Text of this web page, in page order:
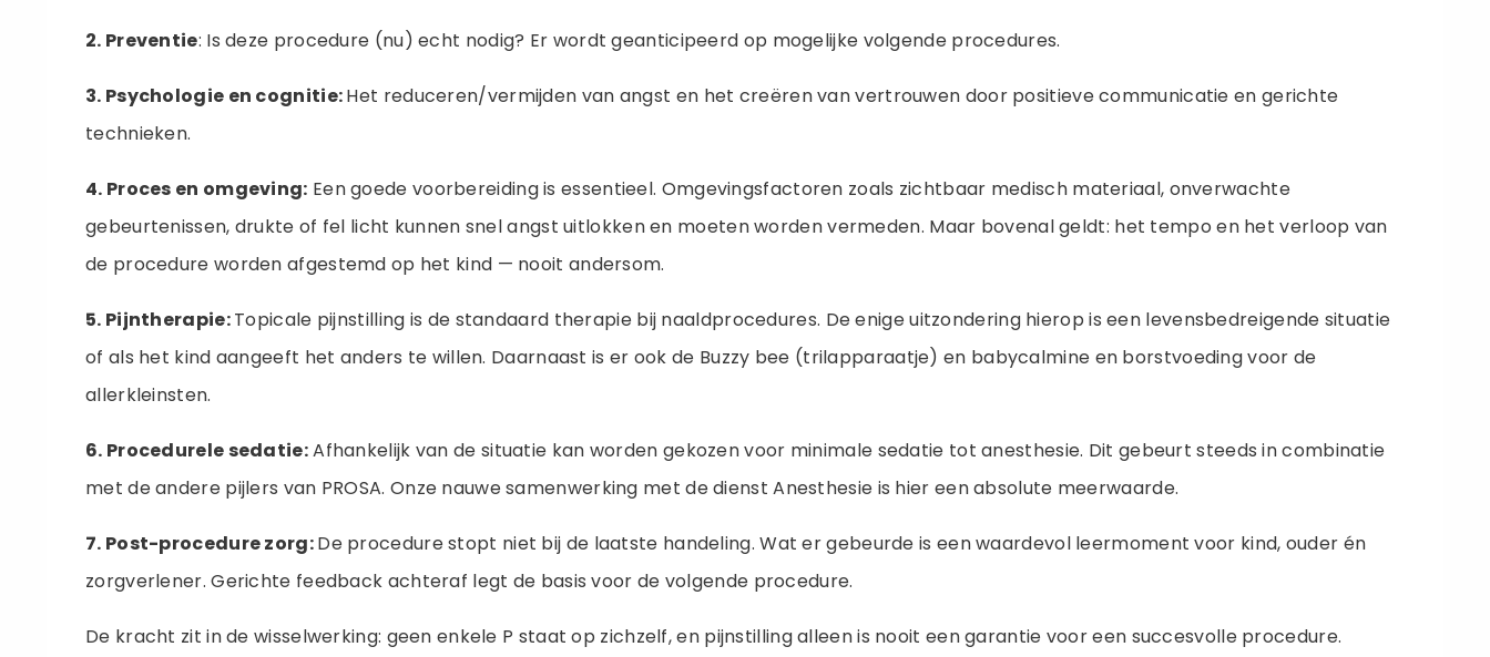
2. Preventie: Is deze procedure (nu) echt nodig? Er wordt geanticipeerd op mogelijke volgende procedures.
3. Psychologie en cognitie:Het reduceren/vermijden van angst en het creëren van vertrouwen door positieve communicatie en gerichte
technieken.
4. Proces en omgeving: Een goede voorbereiding is essentieel. Omgevingsfactoren zoals zichtbaar medisch materiaal, onverwachte
gebeurtenissen, drukte of fel licht kunnen snel angst uitlokken en moeten worden vermeden. Maar bovenal geldt: het tempo en het verloop van
de procedure worden afgestemd op het kind — nooit andersom.
5. Pijntherapie:Topicale pijnstilling is de standaard therapie bij naaldprocedures. De enige uitzondering hierop is een levensbedreigende situatie
of als het kind aangeeft het anders te willen. Daarnaast is er ook de Buzzy bee (trilapparaatje) en babycalmine en borstvoeding voor de
allerkleinsten.
6. Procedurele sedatie:Afhankelijk van de situatie kan worden gekozen voor minimale sedatie tot anesthesie. Dit gebeurt steeds in combinatie
met de andere pijlers van PROSA. Onze nauwe samenwerking met de dienst Anesthesie is hier een absolute meerwaarde.
7. Post-procedure zorg:De procedure stopt niet bij de laatste handeling. Wat er gebeurde is een waardevol leermoment voor kind, ouder én
zorgverlener. Gerichte feedback achteraf legt de basis voor de volgende procedure.
De kracht zit in de wisselwerking: geen enkele P staat op zichzelf, en pijnstilling alleen is nooit een garantie voor een succesvolle procedure.